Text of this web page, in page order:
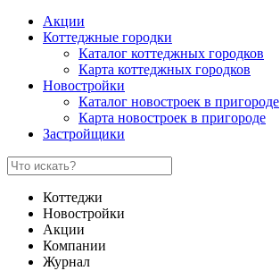
Акции
Коттеджные городки
Каталог коттеджных городков
Карта коттеджных городков
Новостройки
Каталог новостроек в пригороде
Карта новостроек в пригороде
Застройщики
Коттеджи
Новостройки
Акции
Компании
Журнал